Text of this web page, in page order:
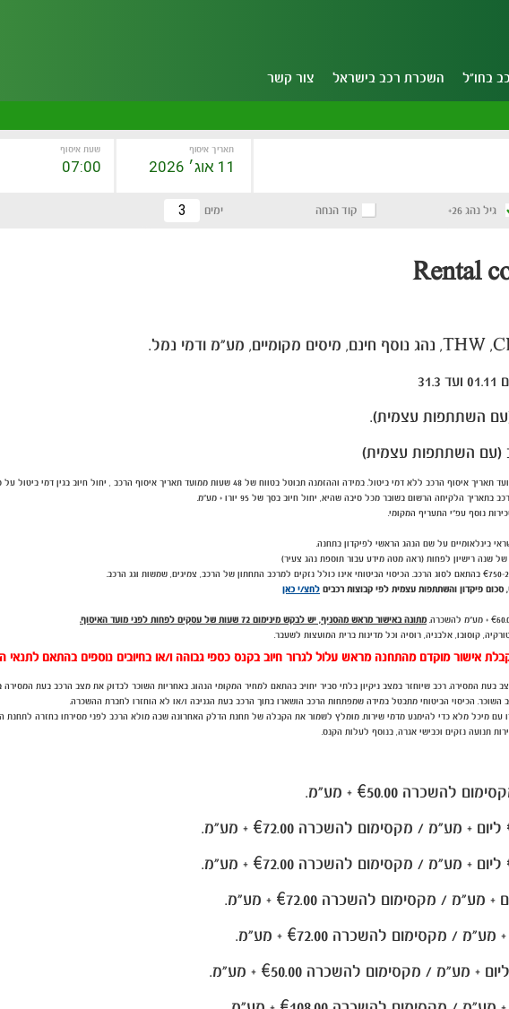
בחו"ל השכרת רכב בישראל צור קשר
תאריך איסוף שעת איסוף
גיל נהג 26+ קוד הנחה ימים
Rental
הלקיחה הרשום בשובר מכל סיבה שהיא, יחול חיוב בסך של 95 יורו + מע"מ.
שנה רישיון לפחות (ראה מטה מידע עבור תוספת נהג צעיר)
סכום פיקדון והשתתפות עצמית לפי קבוצות רכבים לחצ/י כאן
€60
מתונה באישור מראש מהסניף, יש לבקש מינימום 72 שעות של עסקים לפחות לפני מועד האיסוף.
קוסובו, אלבניה, רוסיה וכל מדינות ברית המועצות לשעבר.
אישור מוקדם מהתחנה מראש עלול לגרור חיוב בקנס כספי גבוהה ו/או בחיובים נוספים בהתאם לתנאי
בעת המסירה. רכב שיוחזר במצב ניקיון בלתי סביר יחויב בהתאם למחיר המקומי הנהוג. באחריות השוכר לבדוק את מצב הרכב בעת המסירה
השוכר. הכיסוי הביטוחי מתבטל במידה שמפתחות הרכב הושארו בתוך הרכב בעת הגניבה ו/או לא הוחזרו לחברת ההשכרה.
עם מיכל מלא כדי להימנע מדמי שירות. מומלץ לשמור את הקבלה של תחנת הדלק האחרונה שבה מולא הרכב לפני מסירתו בחזרה לתחנת
תנועה נזקים וכבישי אגרה, בנוסף לעלות הקנס.
€50.00 + מע"מ.
ליום + מע"מ / מקסימום להשכרה €72.00 + מע"מ.